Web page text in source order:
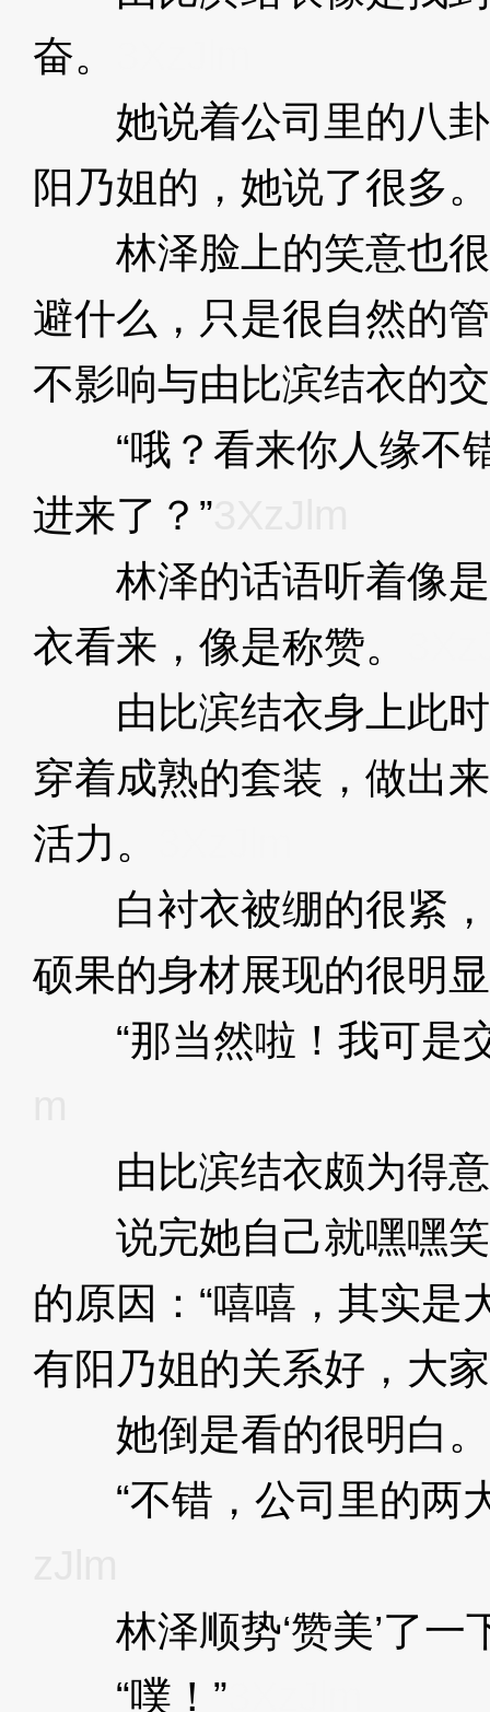
奋。
她说着公司里的八卦
阳乃姐的，她说了很多。
林泽脸上的笑意也很
避什么，只是很自然的
不影响与由比滨结衣的
“哦？看来你人缘不
进来了？”
林泽的话语听着像是
衣看来，像是称赞。
由比滨结衣身上此时
穿着成熟的套装，做出
活力。
白衬衣被绷的很紧，
硕果的身材展现的很明
“那当然啦！我可是
由比滨结衣颇为得意
说完她自己就嘿嘿笑
的原因：“嘻嘻，其实是
有阳乃姐的关系好，大
她倒是看的很明白。
“不错，公司里的两
林泽顺势‘赞美’了一
“噗！”